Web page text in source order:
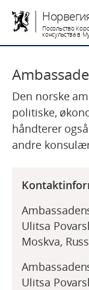
Посольство
консульства в
Den norske
politiske,
håndterer
andre
Ulitsa
Moskva,
Ulitsa